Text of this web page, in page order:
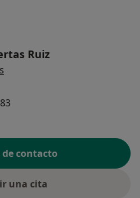
Ruiz
de contacto
una cita